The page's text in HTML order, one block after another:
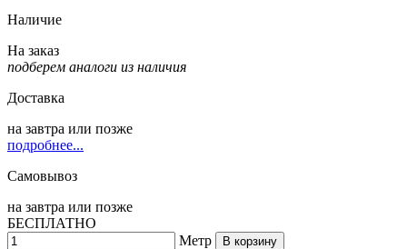
Наличие
На заказ
подберем аналоги из наличия
Доставка
на завтра или позже
подробнее...
Самовывоз
на завтра или позже
БЕСПЛАТНО
Метр
В корзину